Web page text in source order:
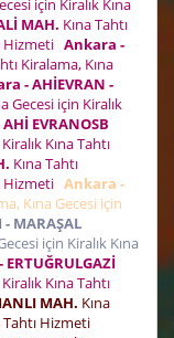
MAH. Kına Tahtı
Hizmeti Ankara -
Kiralama, Kına
- AHİEVRAN -
Gecesi için Kiralık
EVRANOSB
Kına Tahtı
Kına Tahtı
Hizmeti Ankara -
Kına Gecesi için
MARAŞAL
için Kiralık Kına
Kına Tahtı
MAH. Kına
Tahtı Hizmeti